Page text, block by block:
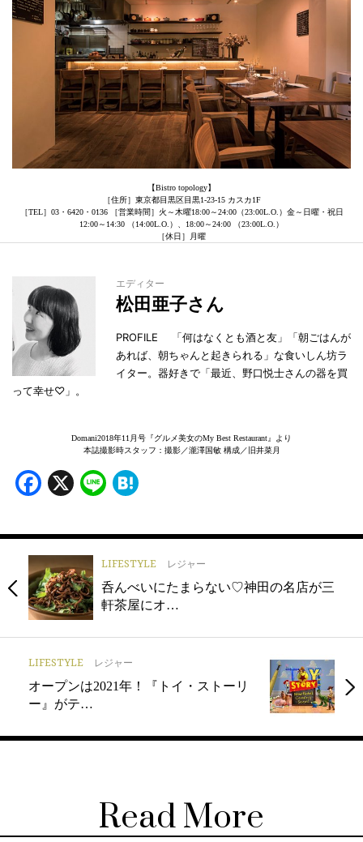
【Bistro topology】
［住所］東京都目黒区目黒1-23-15 カスカ1F
［TEL］03・6420・0136 ［営業時間］火～木曜18:00～24:00（23:00L.O.）金～日曜・祝日
12:00～14:30 （14:00L.O.）、18:00～24:00 （23:00L.O.）
［休日］月曜
エディター
松田亜子さん
PROFILE 「何はなくとも酒と友」「朝ごはんが
あれば、朝ちゃんと起きられる」な食いしん坊ラ
イター。器好きで「最近、野口悦士さんの器を買
って幸せ♡」。
Domani2018年11月号『グルメ美女のMy Best Restaurant』より
本誌撮影時スタッフ：撮影／瀧澤国敏 構成／旧井菜月
Facebook
X Line
LIFESTYLE レジャー
呑んべいにたまらない♡神田の名店が三
軒茶屋にオ…
LIFESTYLE レジャー
オープンは2021年！『トイ・ストーリ
ー』がテ…
Read More